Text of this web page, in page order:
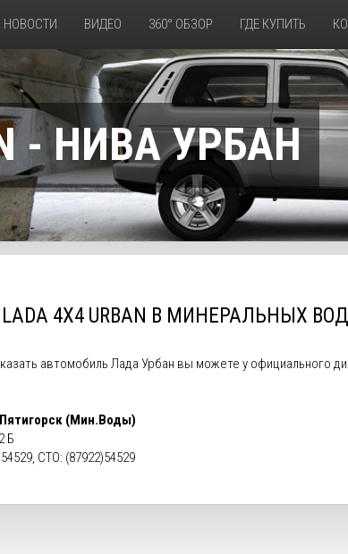
НОВОСТИ ВИДЕО 360° ОБЗОР ГДЕ КУПИТЬ
- НИВА УРБАН
4X4 URBAN В МИНЕРАЛЬНЫХ
автомобиль Лада Урбан вы можете у официального
(Мин.Воды)
Б
СТО: (87922)54529